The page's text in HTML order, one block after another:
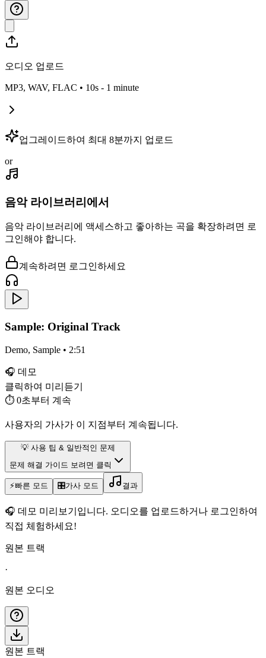
오디오 업로드
MP3, WAV, FLAC • 10s - 1 minute
업그레이드하여 최대 8분까지 업로드
or
음악 라이브러리에서
음악 라이브러리에 액세스하고 좋아하는 곡을 확장하려면 로
그인해야 합니다.
계속하려면 로그인하세요
Sample: Original Track
Demo, Sample • 2:51
🎧 데모
클릭하여 미리듣기
⏱️ 0초부터 계속
사용자의 가사가 이 지점부터 계속됩니다.
💡 사용 팁 & 일반적인 문제
문제 해결 가이드 보려면 클릭
⚡빠른 모드 🎛️가사 모드 결과
🎧 데모 미리보기입니다. 오디오를 업로드하거나 로그인하여
직접 체험하세요!
원본 트랙
·
원본 오디오
원본 트랙